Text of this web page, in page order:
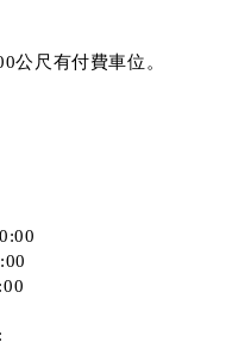
公尺有付費車位。